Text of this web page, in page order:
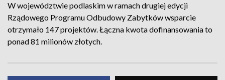
W województwie podlaskim w ramach drugiej edycji
Rządowego Programu Odbudowy Zabytków wsparcie
otrzymało 147 projektów. Łączna kwota dofinansowania to
ponad 81 milionów złotych.